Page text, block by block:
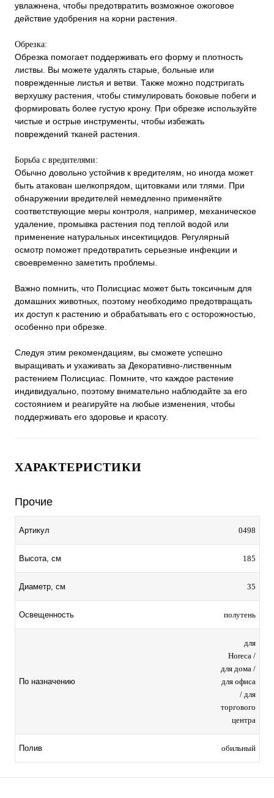
увлажнена, чтобы предотвратить возможное ожоговое
действие удобрения на корни растения.
Обрезка:
Обрезка помогает поддерживать его форму и плотность
листвы. Вы можете удалять старые, больные или
поврежденные листья и ветви. Также можно подстригать
верхушку растения, чтобы стимулировать боковые побеги и
формировать более густую крону. При обрезке используйте
чистые и острые инструменты, чтобы избежать
повреждений тканей растения.
Борьба с вредителями:
Обычно довольно устойчив к вредителям, но иногда может
быть атакован шелкопрядом, щитовками или тлями. При
обнаружении вредителей немедленно применяйте
соответствующие меры контроля, например, механическое
удаление, промывка растения под теплой водой или
применение натуральных инсектицидов. Регулярный
осмотр поможет предотвратить серьезные инфекции и
своевременно заметить проблемы.
Важно помнить, что Полисциас может быть токсичным для
домашних животных, поэтому необходимо предотвращать
их доступ к растению и обрабатывать его с осторожностью,
особенно при обрезке.
Следуя этим рекомендациям, вы сможете успешно
выращивать и ухаживать за Декоративно-лиственным
растением Полисциас. Помните, что каждое растение
индивидуально, поэтому внимательно наблюдайте за его
состоянием и реагируйте на любые изменения, чтобы
поддерживать его здоровье и красоту.
ХАРАКТЕРИСТИКИ
Прочие
Артикул 0498
Высота, см 185
Диаметр, см 35
Освещенность полутень
По назначению
для
Horeca /
для дома /
для офиса
/ для
торгового
центра
Полив обильный